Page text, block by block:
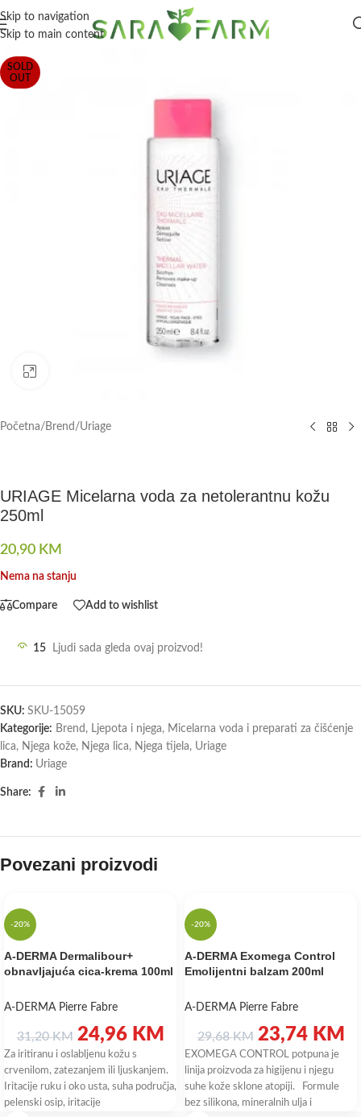
Skip to navigation
Skip to main content
SOLD
OUT
Početna/ Brend /Uriage
URIAGE Micelarna voda za netolerantnu kožu
250ml
20,90 KM
Nema na stanju
Compare Add to wishlist
15 Ljudi sada gleda ovaj proizvod!
SKU: SKU-15059
Kategorije: Brend , Ljepota i njega, Micelarna voda i preparati za čišćenje
lica, Njega kože, Njega lica, Njega tijela, Uriage
Brand: Uriage
Share:
Povezani proizvodi
-20%
A-DERMA Dermalibour+
obnavljajuća cica-krema 100ml
A-DERMA Pierre Fabre
31,20KM 24,96 KM
Za iritiranu i oslabljenu kožu s
crvenilom, zatezanjem ili ljuskanjem.
Iritacije ruku i oko usta, suha područja,
pelenski osip, iritacije
-20%
A-DERMA Exomega Control
Emolijentni balzam 200ml
A-DERMA Pierre Fabre
29,68KM 23,74 KM
EXOMEGA CONTROL potpuna je
linija proizvoda za higijenu i njegu
suhe kože sklone atopiji. Formule
bez silikona, mineralnih ulja i